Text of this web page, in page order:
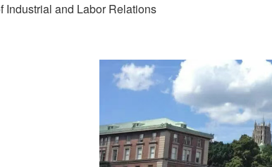
Industrial and Labor Relations